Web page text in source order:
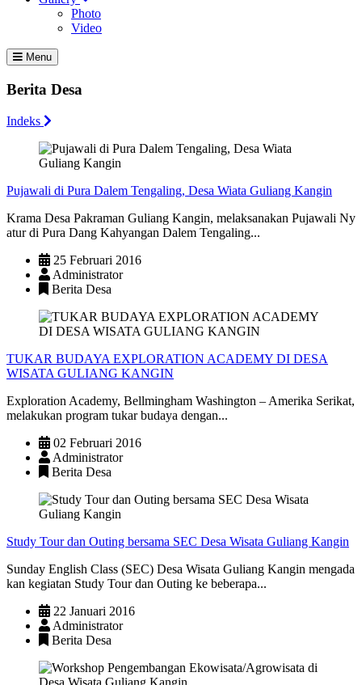
Photo
Video
Menu
Berita Desa
Indeks
Pujawali di Pura Dalem Tengaling, Desa Wiata Guliang Kangin
Krama Desa Pakraman Guliang Kangin, melaksanakan Pujawali Ny
atur di Pura Dang Kahyangan Dalem Tengaling...
25 Februari 2016
Administrator
Berita Desa
TUKAR BUDAYA EXPLORATION ACADEMY DI DESA
WISATA GULIANG KANGIN
Exploration Academy, Bellmingham Washington – Amerika Serikat,
melakukan program tukar budaya dengan...
02 Februari 2016
Administrator
Berita Desa
Study Tour dan Outing bersama SEC Desa Wisata Guliang Kangin
Sunday English Class (SEC) Desa Wisata Guliang Kangin mengada
kan kegiatan Study Tour dan Outing ke beberapa...
22 Januari 2016
Administrator
Berita Desa